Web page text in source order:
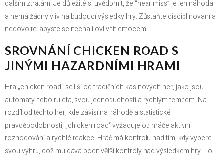
dalším ztrátám. Je důležité si uvědomit, že “near miss” je jen náhoda
a nemá žádný vliv na budoucí výsledky hry. Zůstaňte disciplinovaní a
nedovolte, abyste se nechali ovlivnit emocemi.
SROVNÁNÍ CHICKEN ROAD S
JINÝMI HAZARDNÍMI HRAMI
Hra „chicken road“ se liší od tradičních kasinových her, jako jsou
automaty nebo ruleta, svou jednoduchostí a rychlým tempem. Na
rozdíl od těchto her, kde závisí na náhodě a statistické
pravděpodobnosti, „chicken road“ vyžaduje od hráče aktivní
rozhodování a rychlé reakce. Hráč má kontrolu nad tím, kdy vybere
svou výhru, což mu dává pocit větší kontroly nad výsledkem hry. To